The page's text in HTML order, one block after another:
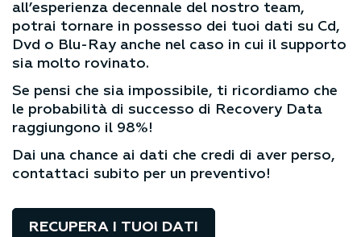
all’esperienza decennale del nostro team,
potrai tornare in possesso dei tuoi dati su Cd,
Dvd o Blu-Ray anche nel caso in cui il supporto
sia molto rovinato.
Se pensi che sia impossibile, ti ricordiamo che
le probabilità di successo di Recovery Data
raggiungono il 98%!
Dai una chance ai dati che credi di aver perso,
contattaci subito per un preventivo!
RECUPERA I TUOI DATI